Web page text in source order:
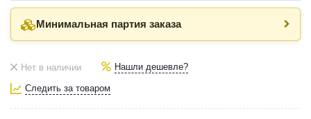
Минимальная партия заказа
Нет в наличии Нашли дешевле?
Следить за товаром